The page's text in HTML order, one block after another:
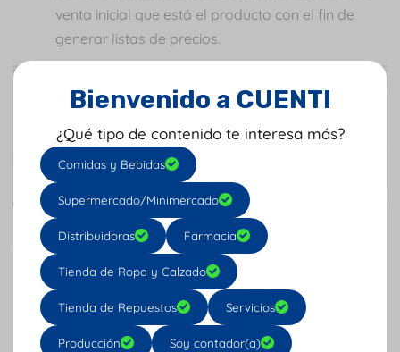
venta inicial que está el producto con el fin de
generar listas de precios.
Finalmente tenemos laubicaciónque es donde escribes
o indicas que el producto está ubicado en x lugar.
Bienvenido a CUENTI
¿Qué tipo de contenido te interesa más?
Comidas y Bebidas
Supermercado/Minimercado
Distribuidoras Farmacia
Tienda de Ropa y Calzado
Tienda de Repuestos Servicios
Producción Soy contador(a)